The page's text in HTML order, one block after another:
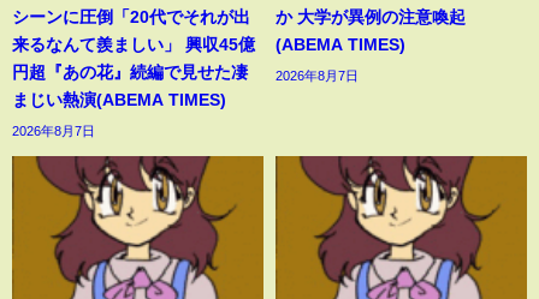
シーンに圧倒「20代でそれが出
来るなんて羨ましい」 興収45億
円超『あの花』続編で見せた凄
まじい熱演(ABEMA TIMES)
2026年8月7日
か 大学が異例の注意喚起
(ABEMA TIMES)
2026年8月7日